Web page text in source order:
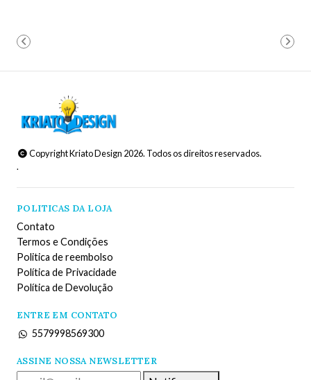
Copyright Kriato Design 2026. Todos os direitos reservados.
.
POLITICAS DA LOJA
Contato
Termos e Condições
Politica de reembolso
Política de Privacidade
Política de Devolução
ENTRE EM CONTATO
5579998569300
ASSINE NOSSA NEWSLETTER